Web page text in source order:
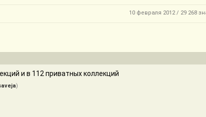
10 февраля 2012 / 29 268
и в 112 приватных коллекций
)